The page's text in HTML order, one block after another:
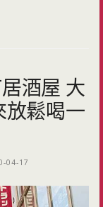
酒屋 大
放鬆喝一
04-17